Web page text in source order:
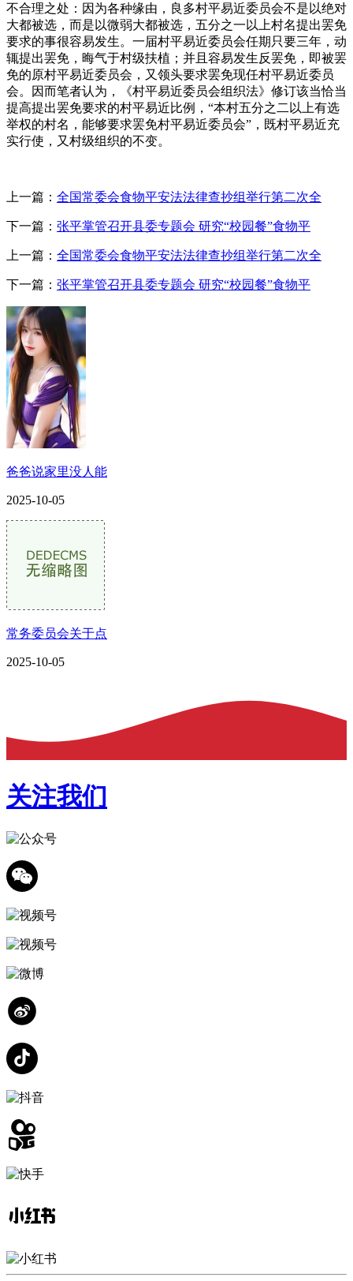
不合理之处：因为各种缘由，良多村平易近委员会不是以绝对
大都被选，而是以微弱大都被选，五分之一以上村名提出罢免
要求的事很容易发生。一届村平易近委员会任期只要三年，动
辄提出罢免，晦气于村级扶植；并且容易发生反罢免，即被罢
免的原村平易近委员会，又领头要求罢免现任村平易近委员
会。因而笔者认为，《村平易近委员会组织法》修订该当恰当
提高提出罢免要求的村平易近比例，“本村五分之二以上有选
举权的村名，能够要求罢免村平易近委员会”，既村平易近充
实行使，又村级组织的不变。
上一篇： 全国常委会食物平安法法律查抄组举行第二次全
下一篇： 张平掌管召开县委专题会 研究“校园餐”食物平
上一篇： 全国常委会食物平安法法律查抄组举行第二次全
下一篇： 张平掌管召开县委专题会 研究“校园餐”食物平
爸爸说家里没人能
2025-10-05
常务委员会关于点
2025-10-05
关注我们